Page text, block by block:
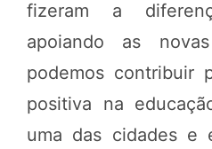
fizeram a
apoiando as
podemos contribuir
positiva na
uma das cidades e